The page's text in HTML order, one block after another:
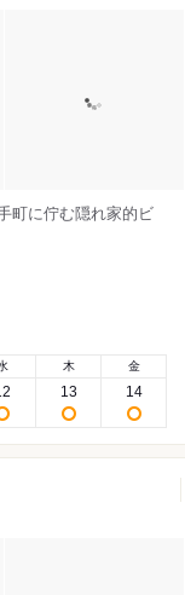
町に佇む隠れ家的ビ
木
13
金
14